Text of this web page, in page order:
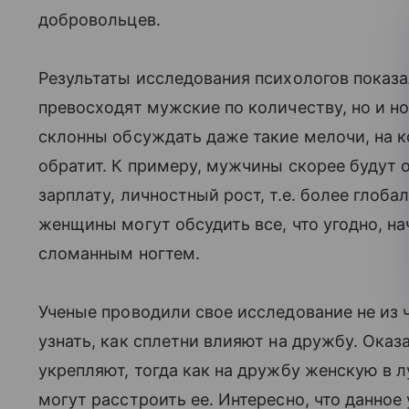
добровольцев.
Результаты исследования психологов
превосходят мужские по количеству, но и
склонны обсуждать даже такие мелочи, на
обратит. К примеру, мужчины скорее будут
зарплату, личностный рост, т.е. более
женщины могут обсудить все, что угодно,
сломанным ногтем.
Ученые проводили свое исследование не из
узнать, как сплетни влияют на дружбу.
укрепляют, тогда как на дружбу женскую
могут расстроить ее. Интересно, что